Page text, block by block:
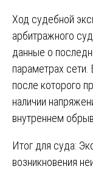
Ход судебной
арбитражного
данные о
параметрах сети.
после которого
наличии
внутреннем
Итог для суда:
возникновения